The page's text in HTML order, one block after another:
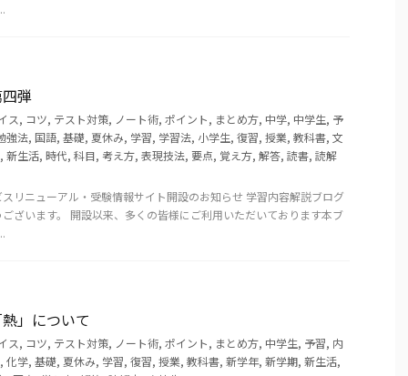
弾
ス, コツ, テスト対策, ノート術, ポイント, まとめ方, 中学, 中学生, 予
強法, 国語, 基礎, 夏休み, 学習, 学習法, 小学生, 復習, 授業, 教科書, 文
, 新生活, 時代, 科目, 考え方, 表現技法, 要点, 覚え方, 解答, 読書, 読解
リニューアル・受験情報サイト開設のお知らせ 学習内容解説ブログ
ざいます。 開設以来、多くの皆様にご利用いただいております本ブ
」について
ス, コツ, テスト対策, ノート術, ポイント, まとめ方, 中学生, 予習, 内
, 化学, 基礎, 夏休み, 学習, 復習, 授業, 教科書, 新学年, 新学期, 新生活,